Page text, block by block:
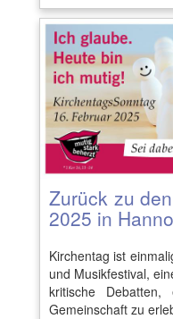
Zurück zu
2025 in
Kirchentag ist
und Musikfestival,
kritische
Gemeinschaft zu